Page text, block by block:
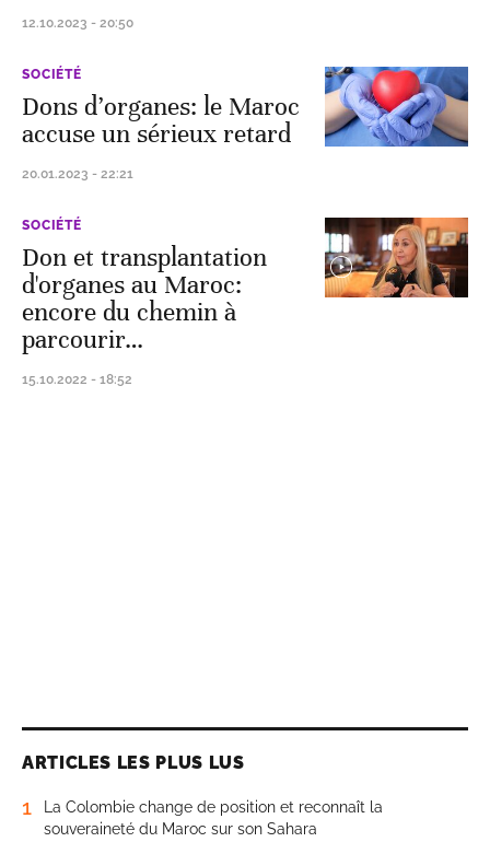
12.10.2023 - 20:50
SOCIÉTÉ
Dons d’organes: le Maroc
accuse un sérieux retard
20.01.2023 - 22:21
SOCIÉTÉ
Don et transplantation
d'organes au Maroc:
encore du chemin à
parcourir…
15.10.2022 - 18:52
ARTICLES LES PLUS LUS
1
La Colombie change de position et reconnaît la
souveraineté du Maroc sur son Sahara